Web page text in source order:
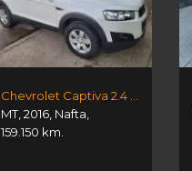
MT, 2016, Nafta
159.150 km.